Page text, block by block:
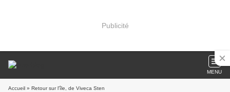
Publicité
MENU
Accueil » Retour sur l'île, de Viveca Sten